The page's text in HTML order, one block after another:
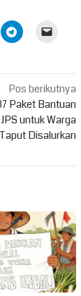
Pos berikutnya
Paket Bantuan
untuk Warga
Taput Disalurkan